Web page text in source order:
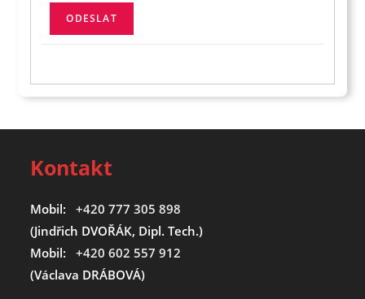
Kontakt
Mobil:+420 777 305 898
(Jindřich DVOŘÁK, Dipl. Tech.)
Mobil:+420 602 557 912
(Václava DRÁBOVÁ)